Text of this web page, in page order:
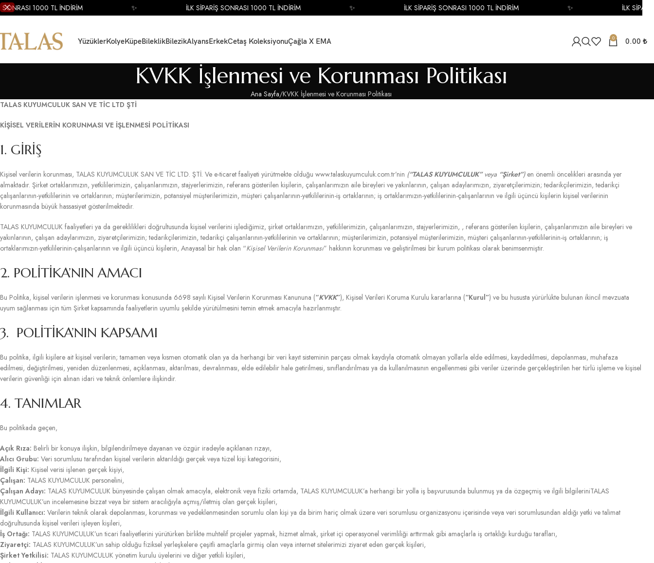
YüzüklerKolyeKüpeBileklikBilezikAlyansErkekCetaş KoleksiyonuÇağla X EMA 0 0.00 ₺
KVKK İşlenmesi ve Korunması Politikası
Ana Sayfa KVKK İşlenmesi ve Korunması Politikası
TALAS KUYUMCULUK SAN VE TİC LTD ŞTİ
KİŞİSEL VERİLERİN KORUNMASI VE İŞLENMESİ POLİTİKASI
1. GİRİŞ
Kişisel verilerin korunması, TALAS KUYUMCULUK SAN VE TİC LTD. ŞTİ. Ve e-ticaret faaliyeti yürütmekte olduğu www.talaskuyumculuk.com.tr’nin (“TALAS KUYUMCULUK”veya “Şirket”) en önemli öncelikleri arasında yer
almaktadır. Şirket ortaklarımızın, yetkililerimizin, çalışanlarımızın, stajyerlerimizin, referans gösterilen kişilerin, çalışanlarımızın aile bireyleri ve yakınlarının, çalışan adaylarımızın, ziyaretçilerimizin; tedarikçilerimizin, tedarikçi
çalışanlarının-yetkililerinin ve ortaklarının; müşterilerimizin, potansiyel müşterilerimizin, müşteri çalışanlarının-yetkililerinin-iş ortaklarının; iş ortaklarımızın-yetkililerinin-çalışanlarının ve ilgili üçüncü kişilerin kişisel verilerinin
korunmasında büyük hassasiyet gösterilmektedir.
TALAS KUYUMCULUK faaliyetleri ya da gereklilikleri doğrultusunda kişisel verilerini işlediğimiz, şirket ortaklarımızın, yetkililerimizin, çalışanlarımızın, stajyerlerimizin, , referans gösterilen kişilerin, çalışanlarımızın aile bireyleri ve
yakınlarının, çalışan adaylarımızın, ziyaretçilerimizin; tedarikçilerimizin, tedarikçi çalışanlarının-yetkililerinin ve ortaklarının; müşterilerimizin, potansiyel müşterilerimizin, müşteri çalışanlarının-yetkililerinin-iş ortaklarının; iş
ortaklarımızın-yetkililerinin-çalışanlarının ve ilgili üçüncü kişilerin, Anayasal bir hak olan “Kişisel Verilerin Korunması” hakkının korunması ve geliştirilmesi bir kurum politikası olarak benimsenmiştir.
2. POLİTİKA’NIN AMACI
Bu Politika, kişisel verilerin işlenmesi ve korunması konusunda 6698 sayılı Kişisel Verilerin Korunması Kanununa (“KVKK”), Kişisel Verileri Koruma Kurulu kararlarına (“Kurul”) ve bu hususta yürürlükte bulunan ikincil mevzuata
uyum sağlanması için tüm Şirket kapsamında faaliyetlerin uyumlu şekilde yürütülmesini temin etmek amacıyla hazırlanmıştır.
3. POLİTİKA’NIN KAPSAMI
Bu politika, ilgili kişilere ait kişisel verilerin; tamamen veya kısmen otomatik olan ya da herhangi bir veri kayıt sisteminin parçası olmak kaydıyla otomatik olmayan yollarla elde edilmesi, kaydedilmesi, depolanması, muhafaza
edilmesi, değiştirilmesi, yeniden düzenlenmesi, açıklanması, aktarılması, devralınması, elde edilebilir hale getirilmesi, sınıflandırılması ya da kullanılmasının engellenmesi gibi veriler üzerinde gerçekleştirilen her türlü işleme ve kişisel
verilerin güvenliği için alınan idari ve teknik önlemlere ilişkindir.
4. TANIMLAR
Bu politikada geçen,
Açık Rıza: Belirli bir konuya ilişkin, bilgilendirilmeye dayanan ve özgür iradeyle açıklanan rızayı,
Alıcı Grubu: Veri sorumlusu tarafından kişisel verilerin aktarıldığı gerçek veya tüzel kişi kategorisini,
İlgili Kişi: Kişisel verisi işlenen gerçek kişiyi,
Çalışan: TALAS KUYUMCULUK personelini,
Çalışan Adayı: TALAS KUYUMCULUK bünyesinde çalışan olmak amacıyla, elektronik veya fiziki ortamda, TALAS KUYUMCULUK’a herhangi bir yolla iş başvurusunda bulunmuş ya da özgeçmiş ve ilgili bilgileriniTALAS
KUYUMCULUK’un incelemesine bizzat veya bir sistem aracılığıyla açmış/iletmiş olan gerçek kişileri,
İlgili Kullanıcı: Verilerin teknik olarak depolanması, korunması ve yedeklenmesinden sorumlu olan kişi ya da birim hariç olmak üzere veri sorumlusu organizasyonu içerisinde veya veri sorumlusundan aldığı yetki ve talimat
doğrultusunda kişisel verileri işleyen kişileri,
İş Ortağı: TALAS KUYUMCULUK’un ticari faaliyetlerini yürütürken birlikte muhtelif projeler yapmak, hizmet almak, şirket içi operasyonel verimliliği arttırmak gibi amaçlarla iş ortaklığı kurduğu tarafları,
Ziyaretçi: TALAS KUYUMCULUK’un sahip olduğu fiziksel yerleşkelere çeşitli amaçlarla girmiş olan veya internet sitelerimizi ziyaret eden gerçek kişileri,
Şirket Yetkilisi: TALAS KUYUMCULUK yönetim kurulu üyelerini ve diğer yetkili kişileri,
1000 TL İNDİRİM İLK SİPARİŞ SONRASI 1000 TL İNDİRİM İLK SİPARİŞ SONRASI 1000 TL İNDİRİM İLK SİPARİŞ